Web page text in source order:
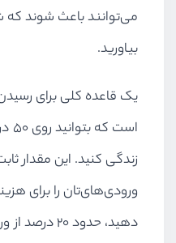
می‌توانند باعث شوند که
بیاورید.
یک قاعده کلی برای
ورودی‌های‌تان را برای
دهید، حدود